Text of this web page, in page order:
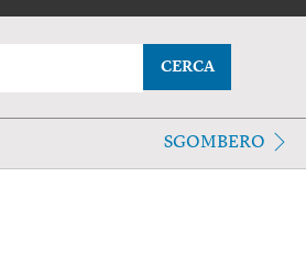
CERCA
SGOMBERO